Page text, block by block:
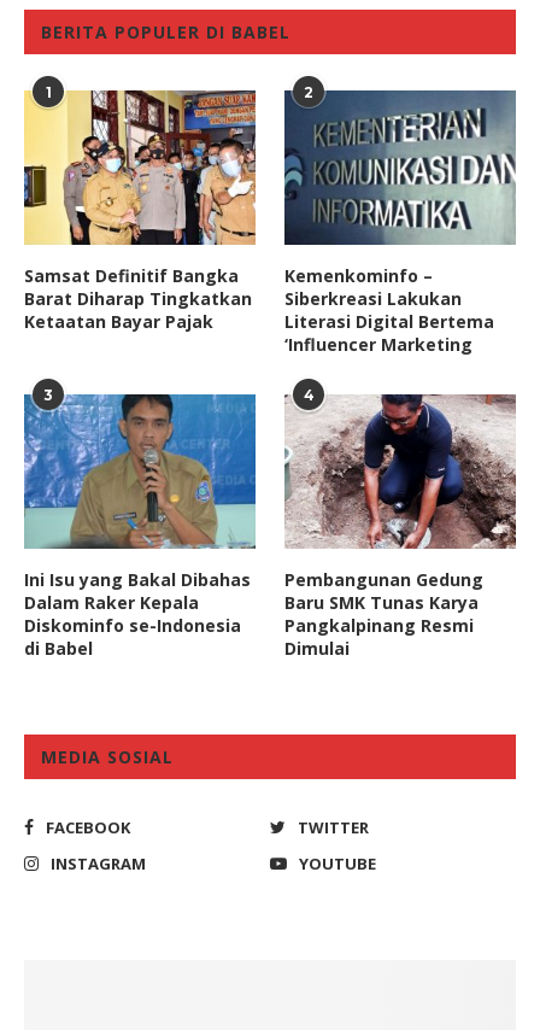
BERITA POPULER DI BABEL
1
Samsat Definitif Bangka
Barat Diharap Tingkatkan
Ketaatan Bayar Pajak
2
Kemenkominfo –
Siberkreasi Lakukan
Literasi Digital Bertema
‘Influencer Marketing
3
Ini Isu yang Bakal Dibahas
Dalam Raker Kepala
Diskominfo se-Indonesia
di Babel
4
Pembangunan Gedung
Baru SMK Tunas Karya
Pangkalpinang Resmi
Dimulai
MEDIA SOSIAL
FACEBOOK
TWITTER
INSTAGRAM
YOUTUBE